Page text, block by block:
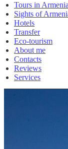
Tours in Armenia
Sights of
Hotels
Transfer
Eco-tourism
About me
Contacts
Reviews
Services